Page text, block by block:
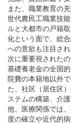
また、職業教育の
世代農民工職業技
ルと大都市の戸籍
化という面で、総
への意欲も注
次に重要視された
基礎養老金の全国
院費の本籍地以外
た、社区（居住区
ステムの構築、介
他、医療関係では
度の確立や近代的